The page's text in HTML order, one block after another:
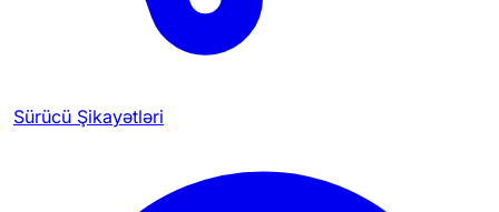
Sürücü Şikayətləri